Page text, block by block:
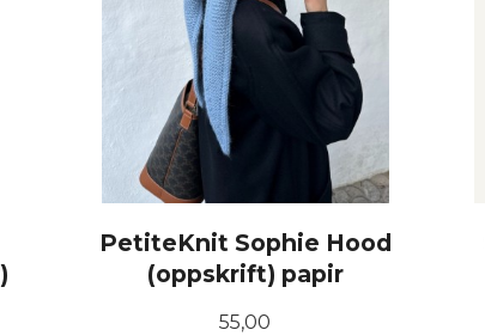
PetiteKnit Sophie Hood
(oppskrift) papir
Pris
55,00